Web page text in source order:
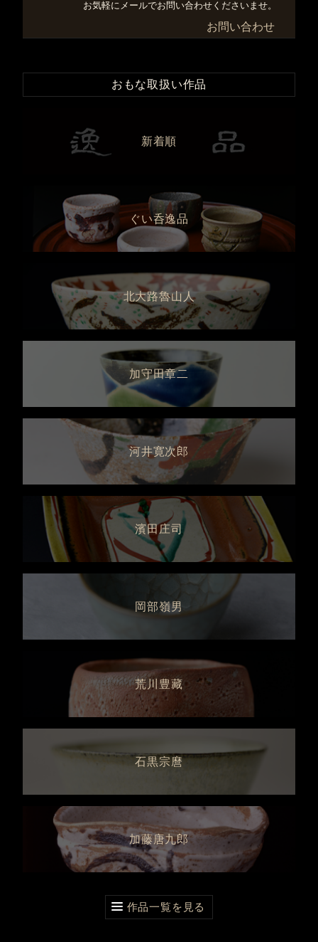
お気軽にメールでお問い合わせくださいませ。
お問い合わせ
おもな取扱い作品
新着順
ぐい呑逸品
北大路魯山人
加守田章二
河井寛次郎
濱田庄司
岡部嶺男
荒川豊藏
石黒宗麿
加藤唐九郎
作品一覧を見る